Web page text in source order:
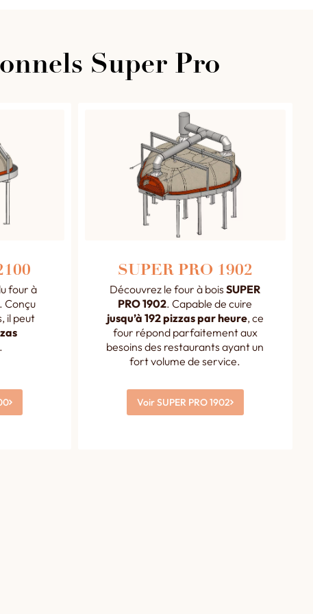
Super Pro
four à
Conçu
il peut
.
SUPER PRO 1902
Découvrez le four à boisSUPER
PRO 1902. Capable de cuire
jusqu’à 192 pizzas par heure, ce
four répond parfaitement aux
besoins des restaurants ayant un
fort volume de service.
Voir SUPER PRO 1902